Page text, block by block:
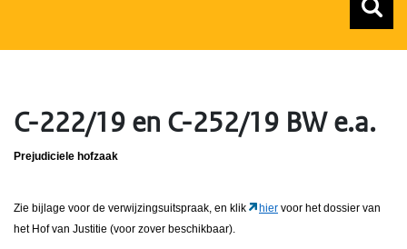
C-222/19 en C-252/19 BW e.a.
Prejudiciele hofzaak
Zie bijlage voor de verwijzingsuitspraak, en klik hier voor het dossier van
het Hof van Justitie (voor zover beschikbaar).